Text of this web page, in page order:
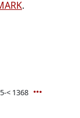
.
< 1368